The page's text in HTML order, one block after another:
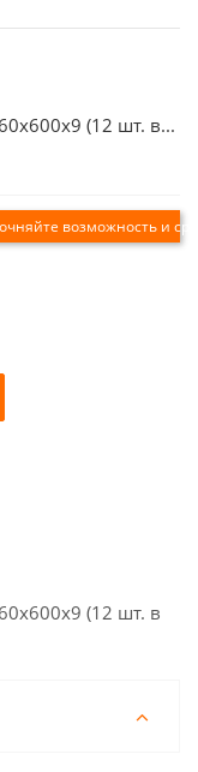
(12 шт. в...
(12 шт. в